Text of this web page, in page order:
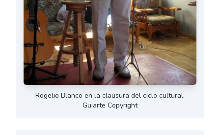
Rogelio Blanco en la clausura del ciclo cultural.
Guiarte Copyright